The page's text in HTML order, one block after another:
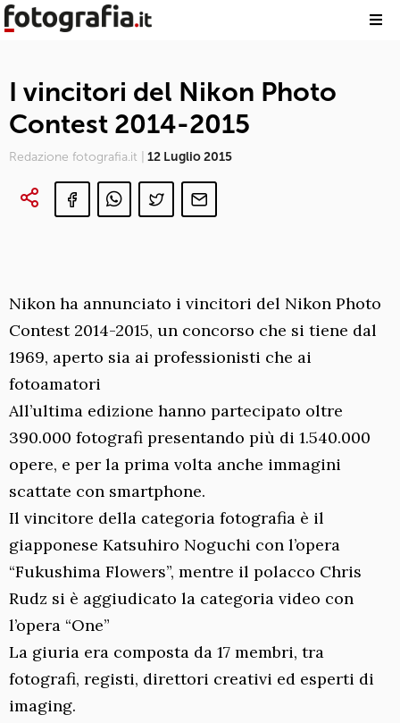
I vincitori del Nikon Photo
Contest 2014-2015
Redazione fotografia.it | 12 Luglio 2015
Nikon ha annunciato i vincitori del Nikon Photo
Contest 2014-2015, un concorso che si tiene dal
1969, aperto sia ai professionisti che ai
fotoamatori
All’ultima edizione hanno partecipato oltre
390.000 fotografi presentando più di 1.540.000
opere, e per la prima volta anche immagini
scattate con smartphone.
Il vincitore della categoria fotografia è il
giapponese Katsuhiro Noguchi con l’opera
“Fukushima Flowers”, mentre il polacco Chris
Rudz si è aggiudicato la categoria video con
l’opera “One”
La giuria era composta da 17 membri, tra
fotografi, registi, direttori creativi ed esperti di
imaging.